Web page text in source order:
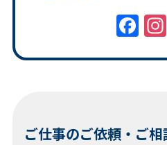
ご仕事のご依頼・ご